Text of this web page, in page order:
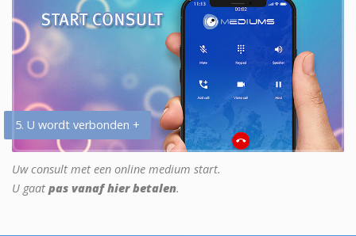
5. U wordt verbonden +
Uw consult met een online medium start.
U gaat pas vanaf hier betalen.